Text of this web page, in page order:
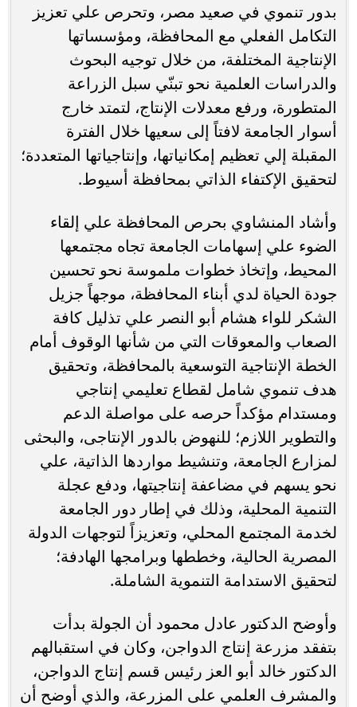
بدور تنموي في صعيد مصر، وتحرص علي تعزيز
التكامل الفعلي مع المحافظة، ومؤسساتها
الإنتاجية المختلفة، من خلال توجيه البحوث
والدراسات العلمية نحو تبنّي سبل الزراعة
المتطورة، ورفع معدلات الإنتاج، لتمتد خارج
أسوار الجامعة لافتاً إلى سعيها خلال الفترة
المقبلة إلي تعظيم إمكانياتها، وإنتاجياتها المتعددة؛
لتحقيق الإكتفاء الذاتي بمحافظة أسيوط.
وأشاد المنشاوي بحرص المحافظة علي إلقاء
الضوء علي إسهامات الجامعة تجاه مجتمعها
المحيط، وإتخاذ خطوات ملموسة نحو تحسين
جودة الحياة لدي أبناء المحافظة، موجهاً جزيل
الشكر للواء هشام أبو النصر علي تذليل كافة
الصعاب والمعوقات التي من شأنها الوقوف أمام
الخطة الإنتاجية التوسعية بالمحافظة، وتحقيق
هدف تنموي شامل لقطاع تعليمي إنتاجي
ومستدام مؤكداً حرصه على مواصلة الدعم
والتطوير اللازم؛ للنهوض بالدور الإنتاجى، والبحثى
لمزارع الجامعة، وتنشيط مواردها الذاتية، علي
نحو يسهم في مضاعفة إنتاجيتها، ودفع عجلة
التنمية المحلية، وذلك في إطار دور الجامعة
لخدمة المجتمع المحلي، وتعزيزاً لتوجهات الدولة
المصرية الحالية، وخططها وبرامجها الهادفة؛
لتحقيق الاستدامة التنموية الشاملة.
وأوضح الدكتور عادل محمود أن الجولة بدأت
بتفقد مزرعة إنتاج الدواجن، وكان في استقبالهم
الدكتور خالد أبو العز رئيس قسم إنتاج الدواجن،
والمشرف العلمي على المزرعة، والذي أوضح أن